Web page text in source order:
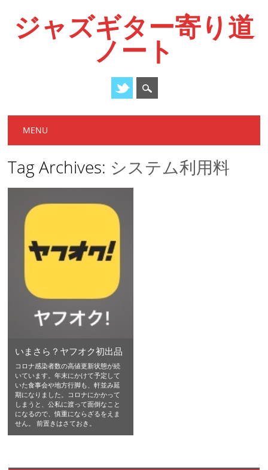
ジャズギター寄り道
ノート
Main menu
MENU
Tag Archives: システム利用料
いまさら？ヤフオク初出品
コロナ感染者数の高値更新状態が続
いています。年末にかけて予定して
いた食事会や地方行脚も、軒並み延
期になりました。コロナにかかって
しまうと、公私に渡って面倒なこと
になるので、慎重にならざるをえま
せん。 前置きはさておき。